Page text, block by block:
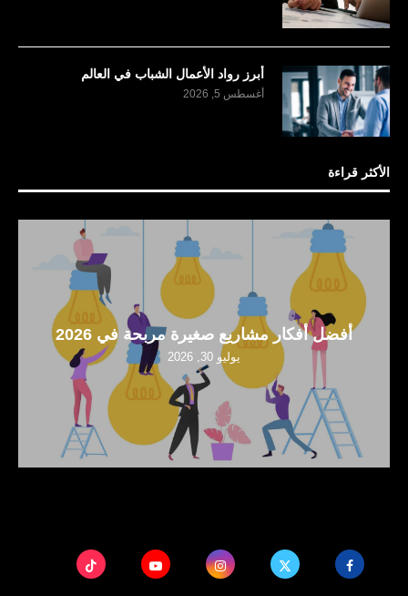
أبرز رواد الأعمال الشباب في العالم
أغسطس 5, 2026
الأكثر قراءة
أفضل أفكار مشاريع صغيرة مربحة في 2026
يوليو 30, 2026